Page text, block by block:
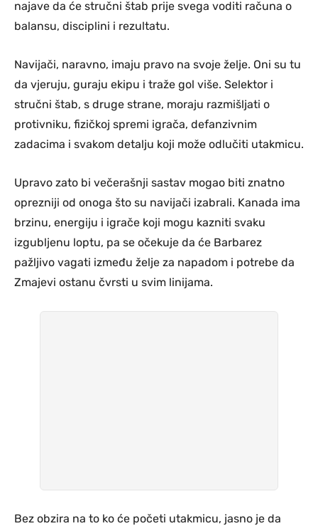
najave da će stručni štab prije svega voditi računa o
balansu, disciplini i rezultatu.
Navijači, naravno, imaju pravo na svoje želje. Oni su tu
da vjeruju, guraju ekipu i traže gol više. Selektor i
stručni štab, s druge strane, moraju razmišljati o
protivniku, fizičkoj spremi igrača, defanzivnim
zadacima i svakom detalju koji može odlučiti utakmicu.
Upravo zato bi večerašnji sastav mogao biti znatno
oprezniji od onoga što su navijači izabrali. Kanada ima
brzinu, energiju i igrače koji mogu kazniti svaku
izgubljenu loptu, pa se očekuje da će Barbarez
pažljivo vagati između želje za napadom i potrebe da
Zmajevi ostanu čvrsti u svim linijama.
Bez obzira na to ko će početi utakmicu, jasno je da